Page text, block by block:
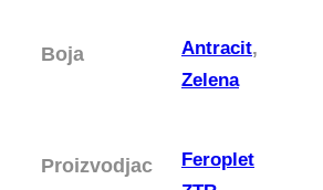
Boja Antracit,
Zelena
Proizvodjac
Feroplet